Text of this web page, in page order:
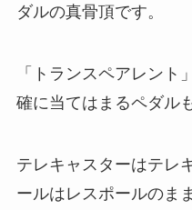
ダルの真骨頂です。
「トランスペアレント
確に当てはまるペダル
テレキャスターはテレ
ールはレスポールのま